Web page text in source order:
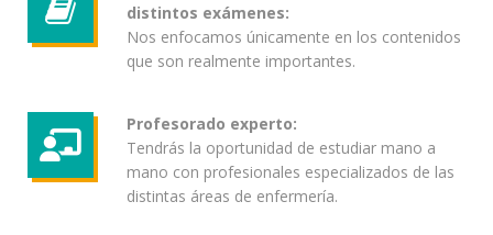
distintos exámenes:
Nos enfocamos únicamente en los contenidos
que son realmente importantes.
Profesorado experto:
Tendrás la oportunidad de estudiar mano a
mano con profesionales especializados de las
distintas áreas de enfermería.